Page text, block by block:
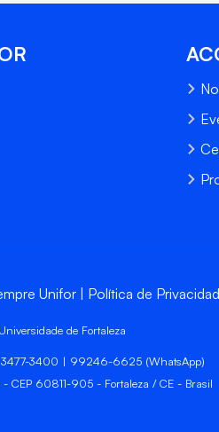
Unifor Política de
de Fortaleza
3400 | 99246-6625 (WhatsApp)
- CEP 60811-905 - Fortaleza / CE - Brasil